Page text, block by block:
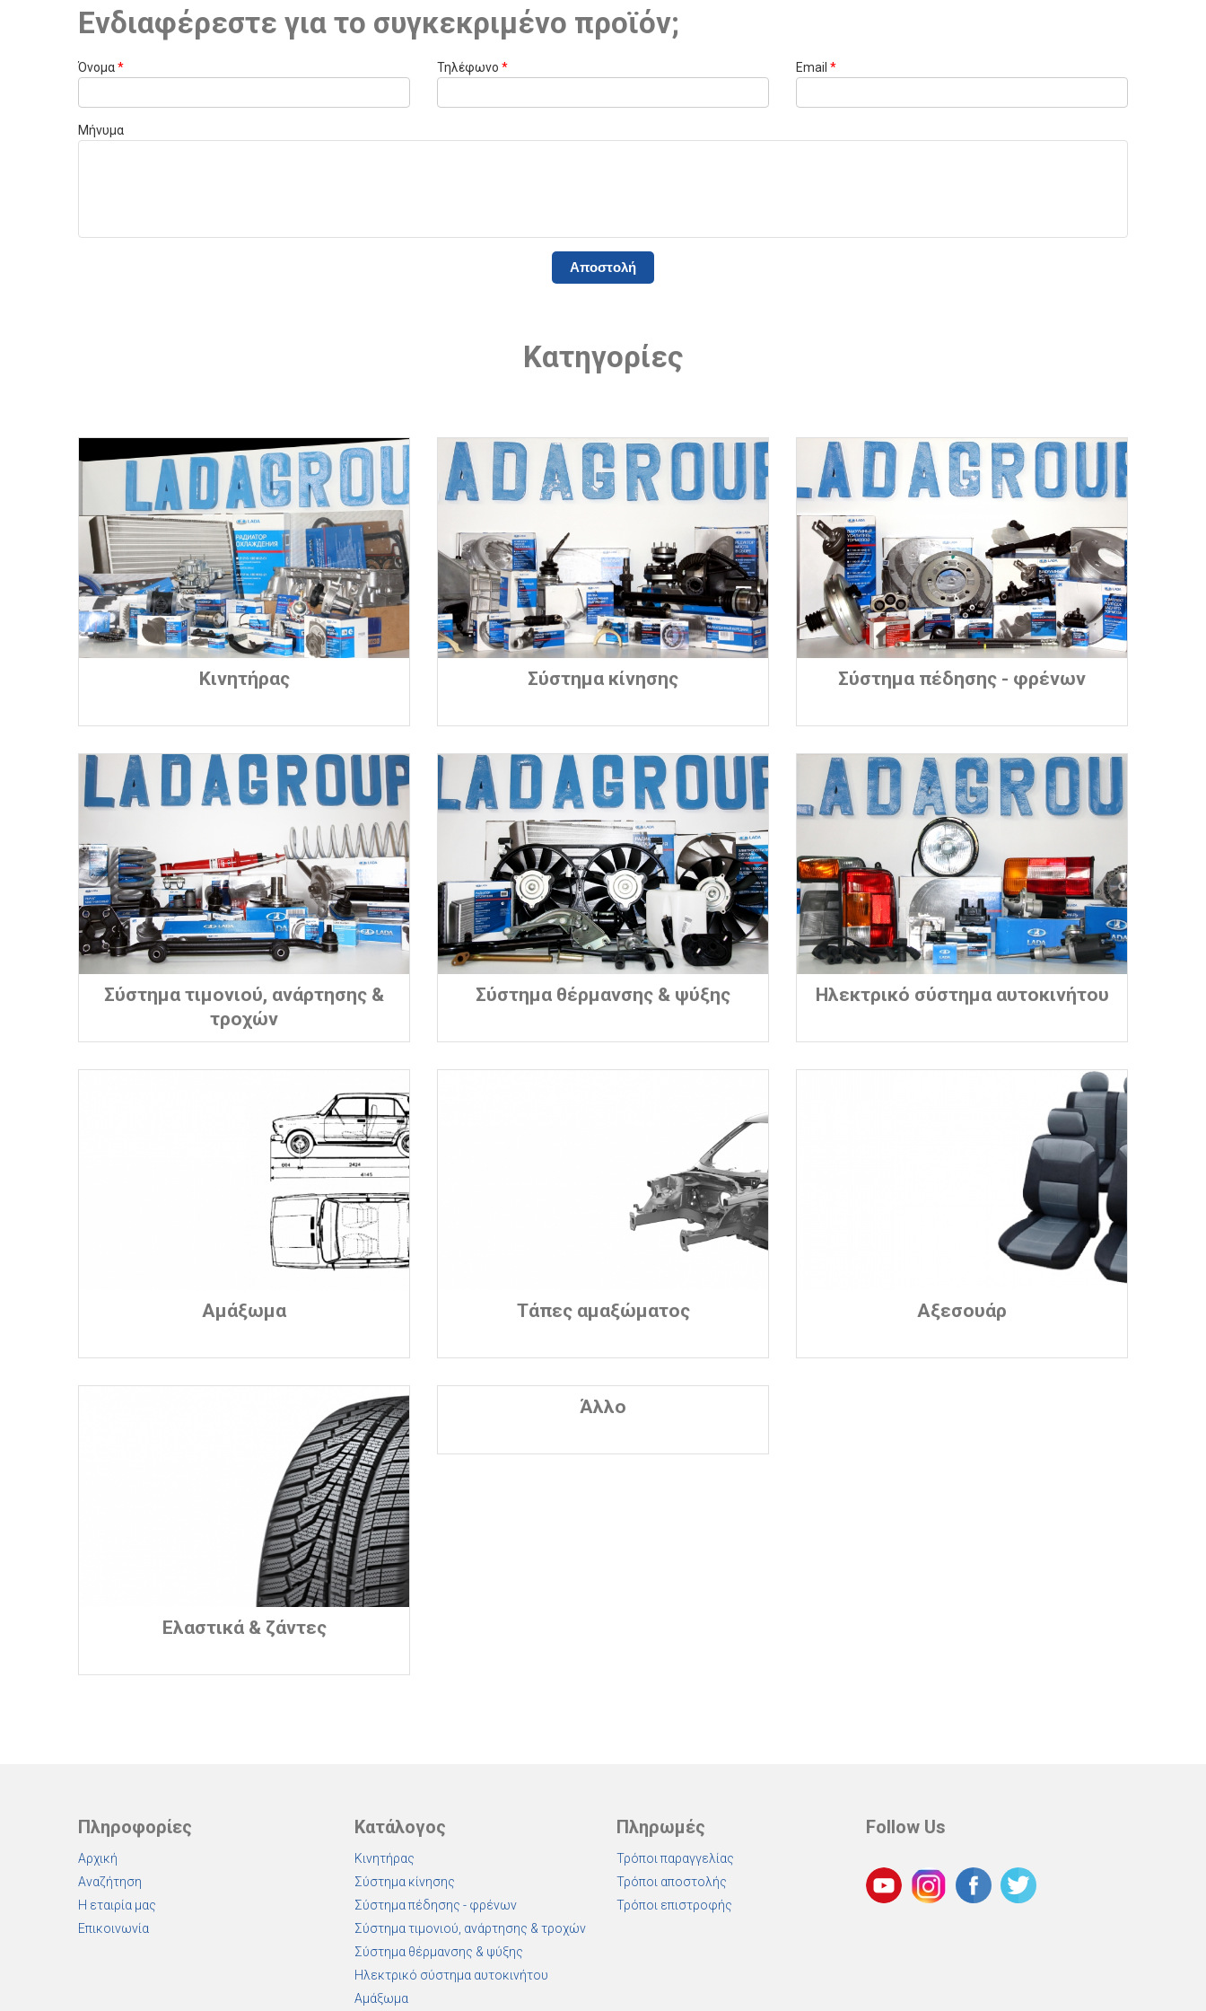
Ενδιαφέρεστε για το συγκεκριμένο προϊόν;
Όνομα* Τηλέφωνο * Email *
Μήνυμα
Κατηγορίες
Κινητήρας Σύστημα κίνησης Σύστημα πέδησης - φρένων
Σύστημα τιμονιού, ανάρτησης &
τροχών
Σύστημα θέρμανσης & ψύξης Ηλεκτρικό σύστημα αυτοκινήτου
Αμάξωμα Τάπες αμαξώματος Αξεσουάρ
Ελαστικά & ζάντες
Άλλο
Πληροφορίες
Αρχική
Αναζήτηση
Η εταιρία μας
Επικοινωνία
Κατάλογος
Κινητήρας
Σύστημα κίνησης
Σύστημα πέδησης - φρένων
Σύστημα τιμονιού, ανάρτησης & τροχών
Σύστημα θέρμανσης & ψύξης
Ηλεκτρικό σύστημα αυτοκινήτου
Αμάξωμα
Πληρωμές
Τρόποι παραγγελίας
Τρόποι αποστολής
Τρόποι επιστροφής
Follow Us